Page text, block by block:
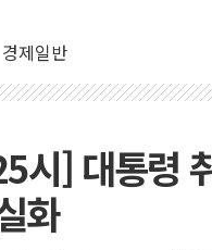
경제일반
시] 대통령
화